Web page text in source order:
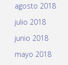
agosto 2018
julio 2018
junio 2018
mayo 2018